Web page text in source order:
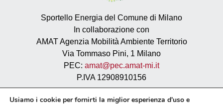
Sportello Energia del Comune di Milano
In collaborazione con
AMAT Agenzia Mobilità Ambiente Territorio
Via Tommaso Pini, 1 Milano
PEC: amat@pec.amat-mi.it
P.IVA 12908910156
Privacy
Usiamo i cookie per fornirti la miglior esperienza d'uso e